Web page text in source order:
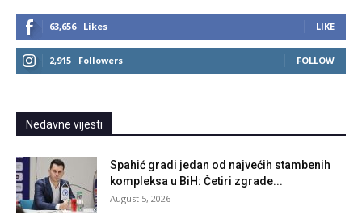
63,656 Likes LIKE
2,915 Followers FOLLOW
Nedavne vijesti
Spahić gradi jedan od najvećih stambenih
kompleksa u BiH: Četiri zgrade...
August 5, 2026